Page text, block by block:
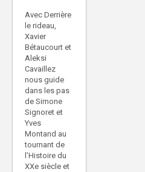
Avec Derrière
le rideau,
Xavier
Bétaucourt et
Aleksi
Cavaillez
nous guide
dans les pas
de Simone
Signoret et
Yves
Montand au
tournant de
l’Histoire du
XXe siècle et